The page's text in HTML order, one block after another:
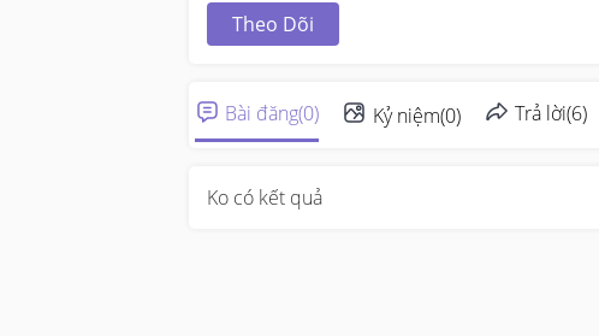
Theo Dõi
Bài đăng(0) Kỷ niệm(0) Trả lời(6)
Ko có kết quả